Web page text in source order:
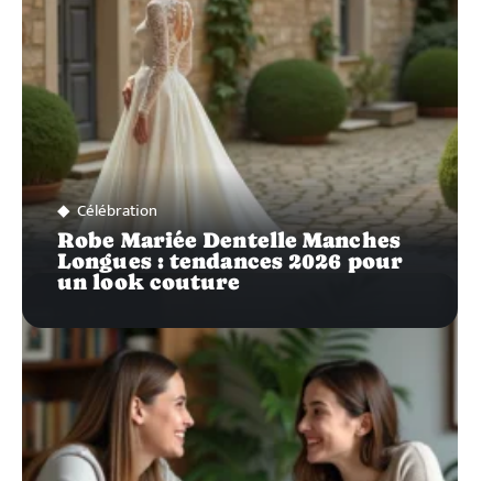
Célébration
Robe Mariée Dentelle Manches
Longues : tendances 2026 pour
un look couture